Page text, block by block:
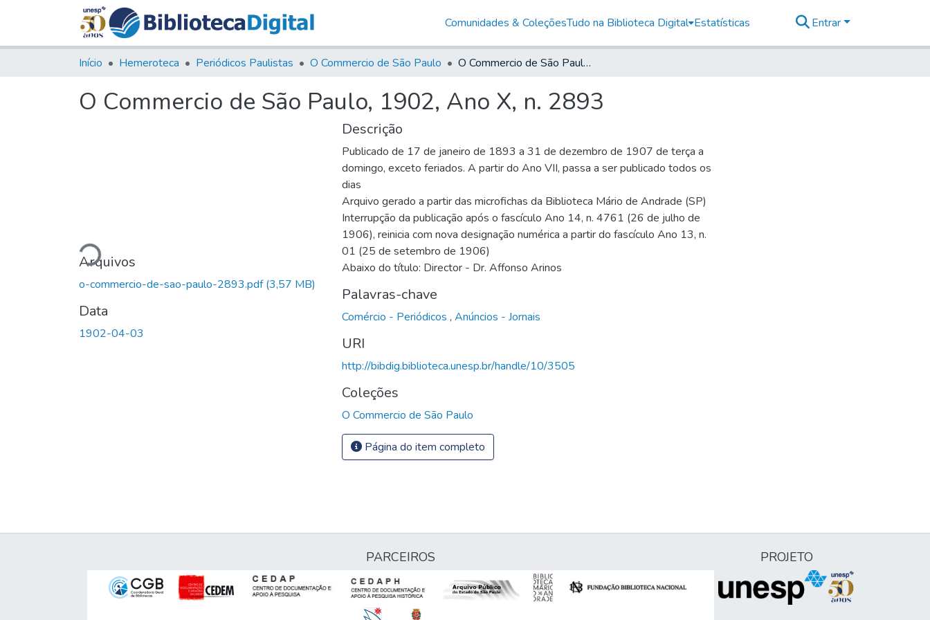
Comunidades & ColeçõesTudo na Biblioteca Digital Estatísticas Entrar
Início Hemeroteca Periódicos Paulistas O Commercio de São Paulo O Commercio de São Paulo, 1902, Ano X, n. 2893
O Commercio de São Paulo, 1902, Ano X, n. 2893
Carregando...
Arquivos
o-commercio-de-sao-paulo-2893.pdf(3,57 MB)
Data
1902-04-03
Descrição
Publicado de 17 de janeiro de 1893 a 31 de dezembro de 1907 de terça a
domingo, exceto feriados. A partir do Ano VII, passa a ser publicado todos os
dias
Arquivo gerado a partir das microfichas da Biblioteca Mário de Andrade (SP)
Interrupção da publicação após o fascículo Ano 14, n. 4761 (26 de julho de
1906), reinicia com nova designação numérica a partir do fascículo Ano 13, n.
01 (25 de setembro de 1906)
Abaixo do título: Director - Dr. Affonso Arinos
Palavras-chave
Comércio - Periódicos , Anúncios - Jornais
URI
http://bibdig.biblioteca.unesp.br/handle/10/3505
Coleções
O Commercio de São Paulo
Página do item completo
PARCEIROS PROJETO